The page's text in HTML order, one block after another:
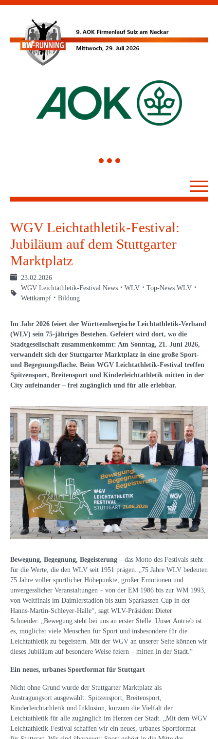
1 2 3
WGV Leichtathletik-Festival:
Jubiläum auf dem Stuttgarter
Marktplatz
23.02.2026
WGV Leichtathletik-Festival News
WLV
Top-News WLV
Wettkampf
Bildung
Im Jahr 2026 feiert der Württembergische Leichtathletik-Verband
(WLV) sein 75-jähriges Bestehen. Gefeiert wird dort, wo die
Stadtgesellschaft zusammenkommt: Am Sonntag, 21. Juni 2026,
verwandelt sich der Stuttgarter Marktplatz in eine große Sport-
und Begegnungsfläche. Beim WGV Leichtathletik-Festival treffen
Spitzensport, Breitensport und Kinderleichtathletik mitten in der
City aufeinander – frei zugänglich und für alle erlebbar.
Bewegung, Begegnung, Begeisterung – das Motto des Festivals steht
für die Werte, die den WLV seit 1951 prägen. „75 Jahre WLV bedeuten
75 Jahre voller sportlicher Höhepunkte, großer Emotionen und
unvergesslicher Veranstaltungen – von der EM 1986 bis zur WM 1993,
von Weltfinals im Daimlerstadion bis zum Sparkassen-Cup in der
Hanns-Martin-Schleyer-Halle“, sagt WLV-Präsident Dieter
Schneider. „Bewegung steht bei uns an erster Stelle. Unser Antrieb ist
es, möglichst viele Menschen für Sport und insbesondere für die
Leichtathletik zu begeistern. Mit der WGV an unserer Seite können wir
dieses Jubiläum auf besondere Weise feiern – mitten in der Stadt.“
Ein neues, urbanes Sportformat für Stuttgart
Nicht ohne Grund wurde der Stuttgarter Marktplatz als
Austragungsort ausgewählt: Spitzensport, Breitensport,
Kinderleichtathletik und Inklusion, kurzum die Vielfalt der
Leichtathletik für alle zugänglich im Herzen der Stadt. „Mit dem WGV
Leichtathletik-Festival schaffen wir ein neues, urbanes Sportformat